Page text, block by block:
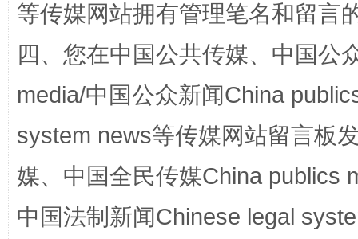
国家大学科技园优化重塑工作
等传媒网站拥有管理笔名和留言
四、您在中国公共传媒、中国公
media/中国公众新闻China
system news等传媒网站留言板
媒、中国全民传媒China publics
中国法制新闻Chinese legal